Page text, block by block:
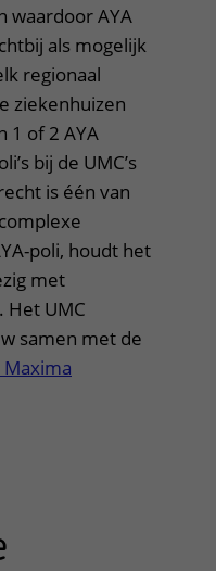
waardoor AYA
als mogelijk
regionaal
ziekenhuizen
1 of 2 AYA
bij de UMC’s
is één van
poli, houdt het
met
Het UMC
samen met de
Maxima